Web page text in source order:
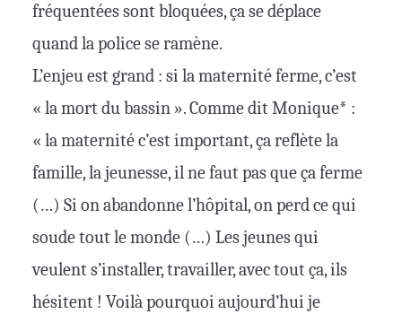
fréquentées sont bloquées, ça se déplace
quand la police se ramène.
L’enjeu est grand : si la maternité ferme, c’est
« la mort du bassin ». Comme dit Monique* :
« la maternité c’est important, ça reflète la
famille, la jeunesse, il ne faut pas que ça ferme
(…) Si on abandonne l’hôpital, on perd ce qui
soude tout le monde (…) Les jeunes qui
veulent s’installer, travailler, avec tout ça, ils
hésitent ! Voilà pourquoi aujourd’hui je